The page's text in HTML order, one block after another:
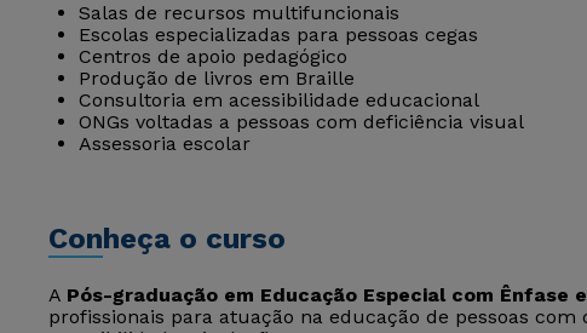
Salas de recursos multifuncionais
Escolas especializadas para pessoas cegas
Centros de apoio pedagógico
Produção de livros em Braille
Consultoria em acessibilidade educacional
ONGs voltadas a pessoas com deficiência visual
Assessoria escolar
Conheça o curso
A Pós-graduação em Educação Especial com Ênfase
profissionais para atuação na educação de pessoas